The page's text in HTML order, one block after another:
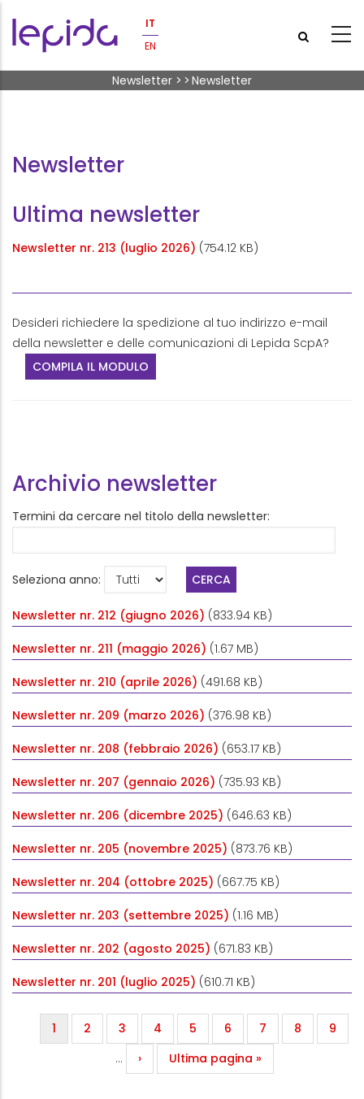
IT
EN
Briciole di pane
Newsletter > > Newsletter
Newsletter
Ultima newsletter
Newsletter nr. 213 (luglio 2026) (754.12 KB)
Desideri richiedere la spedizione al tuo indirizzo e-mail
della newsletter e delle comunicazioni di Lepida ScpA?
COMPILA IL MODULO
Archivio newsletter
Termini da cercare nel titolo della newsletter:
Seleziona anno:
Newsletter nr. 212 (giugno 2026) (833.94 KB)
Newsletter nr. 211 (maggio 2026) (1.67 MB)
Newsletter nr. 210 (aprile 2026) (491.68 KB)
Newsletter nr. 209 (marzo 2026) (376.98 KB)
Newsletter nr. 208 (febbraio 2026) (653.17 KB)
Newsletter nr. 207 (gennaio 2026) (735.93 KB)
Newsletter nr. 206 (dicembre 2025) (646.63 KB)
Newsletter nr. 205 (novembre 2025) (873.76 KB)
Newsletter nr. 204 (ottobre 2025) (667.75 KB)
Newsletter nr. 203 (settembre 2025) (1.16 MB)
Newsletter nr. 202 (agosto 2025) (671.83 KB)
Newsletter nr. 201 (luglio 2025) (610.71 KB)
Paginazione
Pagina attuale
1 Page
2 Page
3 Page
4 Page
5 Page
6 Page
7 Page
8 Page
9
…
Pagina successiva
› Ultima pagina
Ultima pagina »